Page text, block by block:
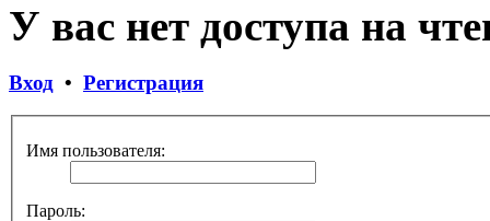
У вас нет доступа на
Вход • Регистрация
Имя пользователя:
Пароль: